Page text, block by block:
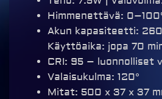
Himmenettävä:
Akun kapasiteetti:
Käyttöaika: jopa 70
CRI: 95 – luonnolliset
Valaisukulma: 120°
Mitat: 500 x 37 x 37